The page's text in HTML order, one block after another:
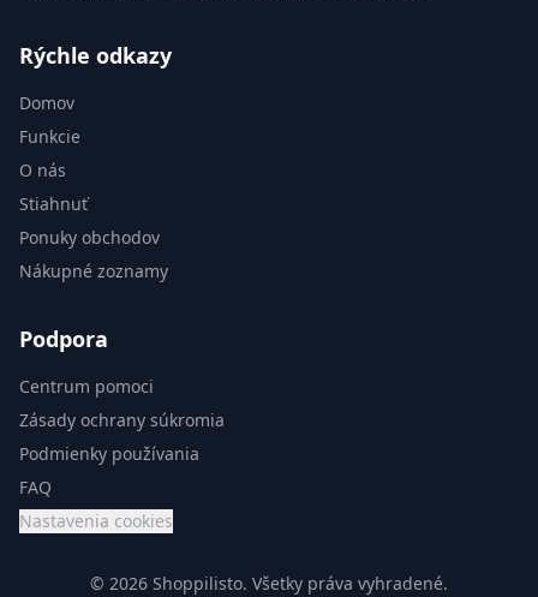
Rýchle odkazy
Domov
Funkcie
O nás
Stiahnuť
Ponuky obchodov
Nákupné zoznamy
Podpora
Centrum pomoci
Zásady ochrany súkromia
Podmienky používania
FAQ
Nastavenia cookies
© 2026 Shoppilisto. Všetky práva vyhradené.